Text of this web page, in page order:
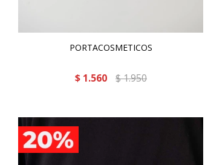
PORTACOSMETICOS
$ 1.560 $1.950